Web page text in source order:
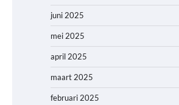
juni 2025
mei 2025
april 2025
maart 2025
februari 2025